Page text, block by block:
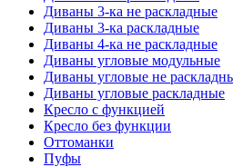
Диваны 3-ка не раскладные
Диваны 3-ка раскладные
Диваны 4-ка не раскладные
Диваны угловые модульные
Диваны угловые не
Диваны угловые раскладные
Кресло с функцией
Кресло без функции
Оттоманки
Пуфы